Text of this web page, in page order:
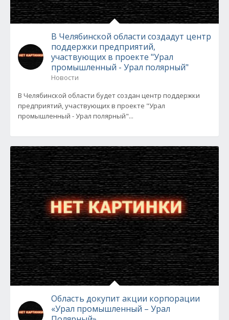
В Челябинской области создадут центр
поддержки предприятий,
участвующих в проекте "Урал
промышленный - Урал полярный"
Новости
В Челябинской области будет создан центр поддержки
предприятий, участвующих в проекте "Урал
промышленный - Урал полярный"...
Область докупит акции корпорации
«Урал промышленный – Урал